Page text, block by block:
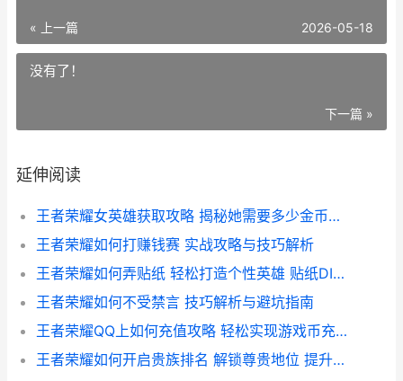
« 上一篇 2026-05-18
没有了！
下一篇 »
延伸阅读
王者荣耀女英雄获取攻略 揭秘她需要多少金币才能收入囊中
王者荣耀如何打赚钱赛 实战攻略与技巧解析
王者荣耀如何弄贴纸 轻松打造个性英雄 贴纸DIY教程大揭秘
王者荣耀如何不受禁言 技巧解析与避坑指南
王者荣耀QQ上如何充值攻略 轻松实现游戏币充值全解析
王者荣耀如何开启贵族排名 解锁尊贵地位 提升竞技荣耀指南